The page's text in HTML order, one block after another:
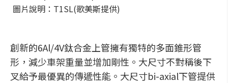
圖片說明：T1SL(歌美斯提供)
創新的6Al/4V鈦合金上管擁有獨特的多面錐形管
形，減少車架重量並增加剛性。大尺寸不對稱後下
叉給予最優異的傳遞性能。大尺寸bi-axial下管提供